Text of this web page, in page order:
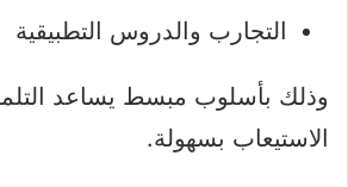
التجارب والدروس التطبيقية
وذلك بأسلوب مبسط يساعد
الاستيعاب بسهولة.